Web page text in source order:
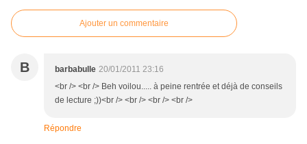
Ajouter un commentaire
B barbabulle 20/01/2011 23:16
<br /> <br /> Beh voilou..... à peine rentrée et déjà de conseils
de lecture ;))<br /> <br /> <br /> <br />
Répondre